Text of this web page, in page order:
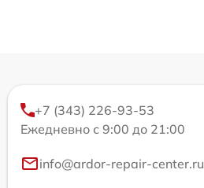
+7 (343) 226-93-53
Ежедневно с 9:00 до 21:00
info@ardor-repair-center.ru